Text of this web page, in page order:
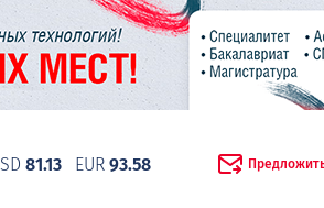
81.13 EUR 93.58